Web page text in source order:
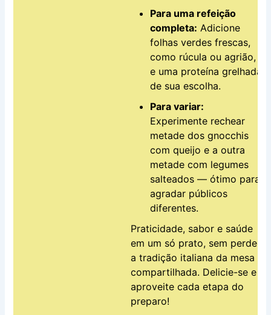
Para uma refeição
completa: Adicione
folhas verdes frescas,
como rúcula ou agrião,
e uma proteína grelhada
de sua escolha.
Para variar:
Experimente rechear
metade dos gnocchis
com queijo e a outra
metade com legumes
salteados — ótimo para
agradar públicos
diferentes.
Praticidade, sabor e saúde
em um só prato, sem perder
a tradição italiana da mesa
compartilhada. Delicie-se e
aproveite cada etapa do
preparo!